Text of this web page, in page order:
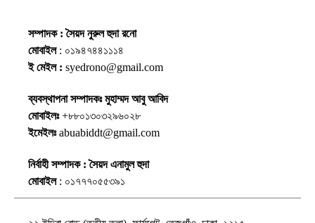
সম্পাদক : সৈয়দ নুরুল হুদা রনো
মোবাইল: ০১৯৪৭৪৪১১১৪
ই মেইল : syedrono@gmail.com
ব্যবস্থাপনা সম্পাদকঃ মুহাম্মদ আবু আবিদ
মোবাইলঃ+৮৮০১৩০৩২৯৬০২৮
ইমেইলঃabuabiddt@gmail.com
নির্বাহী সম্পাদক : সৈয়দ এনামুল হুদা
মোবাইল: ০১৭৭৭০৫৫৩৯১